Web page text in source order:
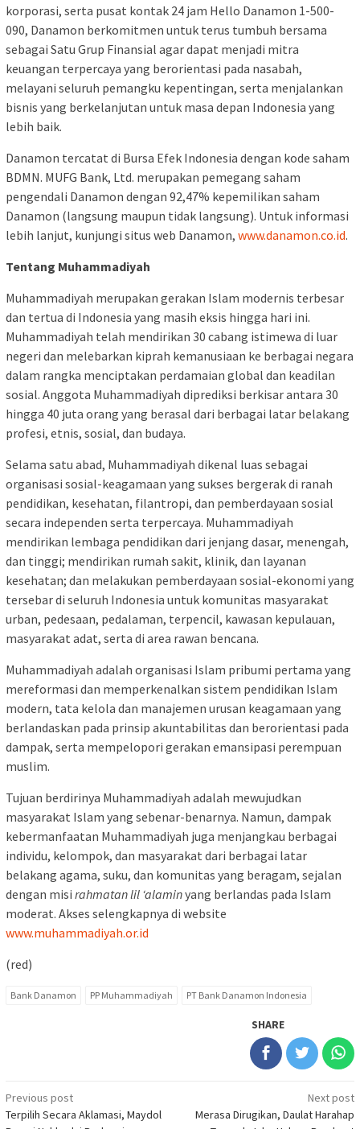
korporasi, serta pusat kontak 24 jam Hello Danamon 1-500-
090, Danamon berkomitmen untuk terus tumbuh bersama
sebagai Satu Grup Finansial agar dapat menjadi mitra
keuangan terpercaya yang berorientasi pada nasabah,
melayani seluruh pemangku kepentingan, serta menjalankan
bisnis yang berkelanjutan untuk masa depan Indonesia yang
lebih baik.
Danamon tercatat di Bursa Efek Indonesia dengan kode saham
BDMN. MUFG Bank, Ltd. merupakan pemegang saham
pengendali Danamon dengan 92,47% kepemilikan saham
Danamon (langsung maupun tidak langsung). Untuk informasi
lebih lanjut, kunjungi situs web Danamon, www.danamon.co.id.
Tentang Muhammadiyah
Muhammadiyah merupakan gerakan Islam modernis terbesar
dan tertua di Indonesia yang masih eksis hingga hari ini.
Muhammadiyah telah mendirikan 30 cabang istimewa di luar
negeri dan melebarkan kiprah kemanusiaan ke berbagai negara
dalam rangka menciptakan perdamaian global dan keadilan
sosial. Anggota Muhammadiyah diprediksi berkisar antara 30
hingga 40 juta orang yang berasal dari berbagai latar belakang
profesi, etnis, sosial, dan budaya.
Selama satu abad, Muhammadiyah dikenal luas sebagai
organisasi sosial-keagamaan yang sukses bergerak di ranah
pendidikan, kesehatan, filantropi, dan pemberdayaan sosial
secara independen serta terpercaya. Muhammadiyah
mendirikan lembaga pendidikan dari jenjang dasar, menengah,
dan tinggi; mendirikan rumah sakit, klinik, dan layanan
kesehatan; dan melakukan pemberdayaan sosial-ekonomi yang
tersebar di seluruh Indonesia untuk komunitas masyarakat
urban, pedesaan, pedalaman, terpencil, kawasan kepulauan,
masyarakat adat, serta di area rawan bencana.
Muhammadiyah adalah organisasi Islam pribumi pertama yang
mereformasi dan memperkenalkan sistem pendidikan Islam
modern, tata kelola dan manajemen urusan keagamaan yang
berlandaskan pada prinsip akuntabilitas dan berorientasi pada
dampak, serta mempelopori gerakan emansipasi perempuan
muslim.
Tujuan berdirinya Muhammadiyah adalah mewujudkan
masyarakat Islam yang sebenar-benarnya. Namun, dampak
kebermanfaatan Muhammadiyah juga menjangkau berbagai
individu, kelompok, dan masyarakat dari berbagai latar
belakang agama, suku, dan komunitas yang beragam, sejalan
dengan misi rahmatan lil ‘alaminyang berlandas pada Islam
moderat. Akses selengkapnya di website
www.muhammadiyah.or.id
(red)
Bank Danamon PP Muhammadiyah PT Bank Danamon Indonesia
SHARE
Post
navigation
Previous post
Terpilih Secara Aklamasi, Maydol
Next post
Merasa Dirugikan, Daulat Harahap